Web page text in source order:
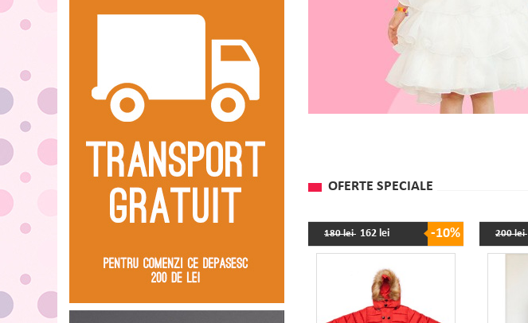
OFERTE SPECIALE
-10%
180 lei 162 lei 200 lei